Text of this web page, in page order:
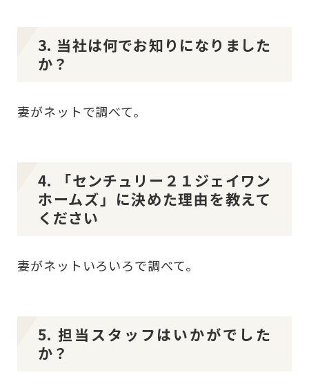
3. 当社は何でお知りになりました
か？
妻がネットで調べて。
4. 「センチュリー２１ジェイワン
ホームズ」に決めた理由を教えて
ください
妻がネットいろいろで調べて。
5. 担当スタッフはいかがでした
か？